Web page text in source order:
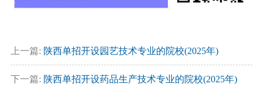
上一篇: 陕西单招开设园艺技术专业的院校(2025年)
下一篇: 陕西单招开设药品生产技术专业的院校(2025年)